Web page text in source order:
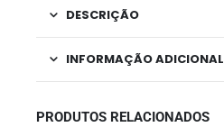
DESCRIÇÃO
INFORMAÇÃO ADICIONAL
PRODUTOS RELACIONADOS